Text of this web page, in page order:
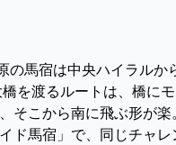
馬宿は中央ハイラルか
を渡るルートは、橋に
そこから南に飛ぶ形が
ド馬宿」で、同じチャ